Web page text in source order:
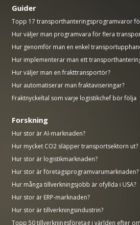
Guider
Topp 17 transporthanteringsprogramvaror
Hur väljer man programvara för flera
Hur genomför man en enkel
Hur implementerar man ett
Hur väljer man en frakttransportör?
Hur automatiserar man fraktaviseringar?
Fraktnyckeltal som varje logistikchef bör följa
Forskning
Hur stor är AI-marknaden?
Hur mycket CO2 släpper transportsektorn ut?
Hur stor är logistikmarknaden?
Hur stor är företagsprogramvarumarknaden?
Hur många tillverkningsjobb är ofyllda i USA?
Hur stor är ERP-marknaden?
Hur stor är tillverkningsindustrin?
Topp 50 tillverkningsföretag i världen efter